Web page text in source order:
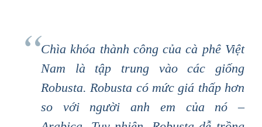
Chìa khóa thành công của cà phê Việt
Nam là tập trung vào các giống
Robusta. Robusta có mức giá thấp hơn
so với người anh em của nó –